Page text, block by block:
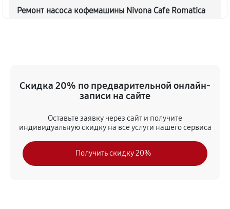
Ремонт насоса кофемашины Nivona Cafe Romatica
620 руб 45 минут
Чистка от кофейных масел
Замена модуля управления
Скидка 20% по предварительной онлайн-
записи на сайте
Оставьте заявку через сайт и получите
индивидуальную скидку на все услуги нашего сервиса
Получить скидку 20%